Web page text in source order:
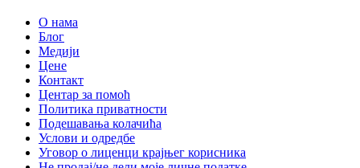
О нама
Блог
Медији
Цене
Контакт
Центар за помоћ
Политика приватности
Подешавања колачића
Услови и одредбе
Уговор о лиценци крајњег корисника